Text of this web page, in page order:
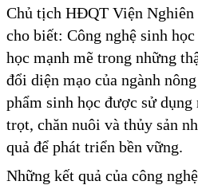
Chủ tịch HĐQT Viện
cho biết: Công nghệ sinh
học mạnh mẽ trong những
đổi diện mạo của ngành
phẩm sinh học được sử
trọt, chăn nuôi và thủy sản
quả để phát triển bền vững.
Những kết quả của công